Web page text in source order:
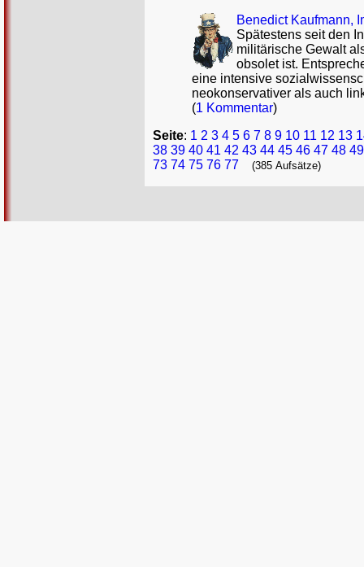
Benedict Kaufmann,
Spätestens seit den
militärische Gewalt
obsolet ist.
eine intensive
neokonservativer als auch
(1 Kommentar)
Seite: 1 2 3 4 5 6 7 8 9 10 11 12 13
38 39 40 41 42 43 44 45 46 47 48 49
73 74 75 76 77 (385 Aufsätze)